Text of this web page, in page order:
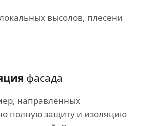
высолов, плесени
фасада
направленных
полную защиту и изоляцию